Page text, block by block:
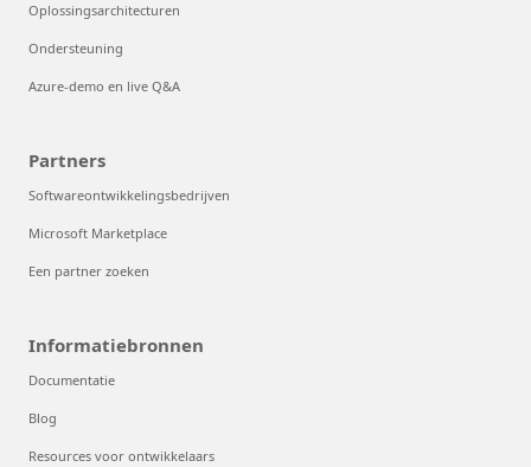
Oplossingsarchitecturen
Ondersteuning
Azure-demo en live Q&A
Partners
Softwareontwikkelingsbedrijven
Microsoft Marketplace
Een partner zoeken
Informatiebronnen
Documentatie
Blog
Resources voor ontwikkelaars